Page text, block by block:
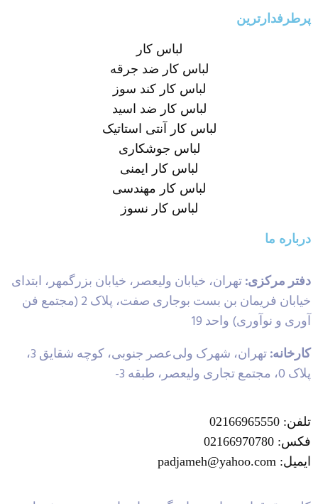
پرطرفدارترین
لباس کار
لباس کار ضد جرقه
لباس کار کند سوز
لباس کار ضد اسید
لباس کار آنتی استاتیک
لباس جوشکاری
لباس کار ایمنی
لباس کار مهندسی
لباس کار نسوز
درباره ما
دفتر مرکزی:تهران، خیابان ولیعصر، خیابان بزرگمهر، ابتدای
خیابان فریمان بن بست بوجاری صفت، پلاک 2 (مجتمع فن
آوری و نوآوری) واحد 19
کارخانه:
تهران، شهرک ولی‌عصر جنوبی، کوچه شقایق 3،
پلاک 0، مجتمع تجاری ولیعصر، طبقه 3-
تلفن: 02166965550
فکس: 02166970780
ایمیل: padjameh@yahoo.com